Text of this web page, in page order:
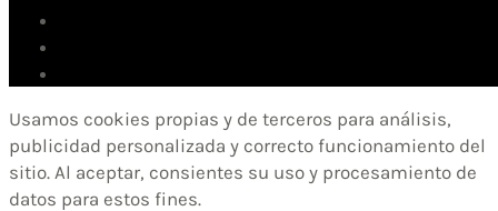
Usamos cookies propias y de terceros para análisis,
publicidad personalizada y correcto funcionamiento del
sitio. Al aceptar, consientes su uso y procesamiento de
datos para estos fines.